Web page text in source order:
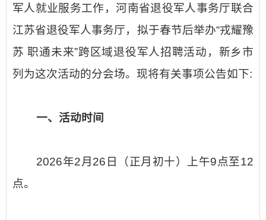
军人就业服务工作，河南省退役军人事务厅联合
江苏省退役军人事务厅，拟于春节后举办“戎耀豫
苏 职通未来”跨区域退役军人招聘活动，新乡市
列为这次活动的分会场。现将有关事项公告如下:
一、活动时间
2026年2月26日（正月初十）上午9点至12
点。